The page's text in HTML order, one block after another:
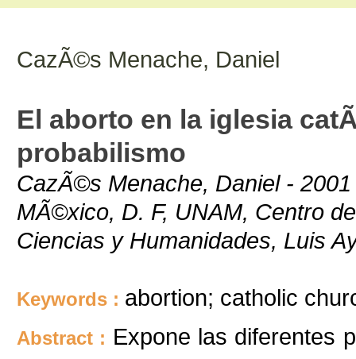
CazÃ©s Menache, Daniel
El aborto en la iglesia
probabilismo
CazÃ©s Menache, Daniel -
MÃ©xico, D. F, UNAM, Centro
Ciencias y Humanidades, Luis
Keywords : abortion; catholic
Abstract : Expone las diferentes